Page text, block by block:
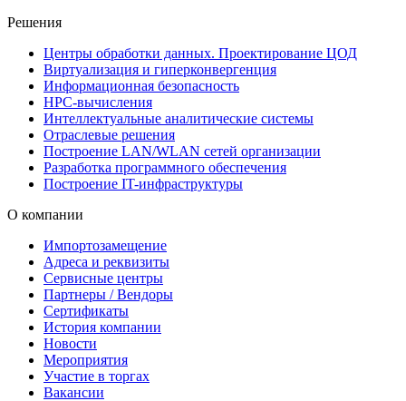
Решения
Центры обработки данных. Проектирование ЦОД
Виртуализация и гиперконвергенция
Информационная безопасность
HPC-вычисления
Интеллектуальные аналитические системы
Отраслевые решения
Построение LAN/WLAN сетей организации
Разработка программного обеспечения
Построение IT-инфраструктуры
О компании
Импортозамещение
Адреса и реквизиты
Сервисные центры
Партнеры / Вендоры
Сертификаты
История компании
Новости
Мероприятия
Участие в торгах
Вакансии